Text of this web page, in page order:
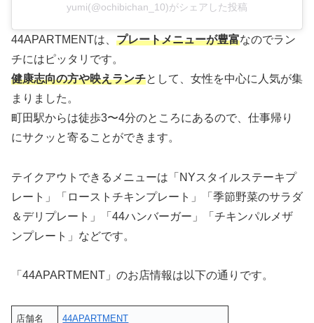
yumi(@ochibichan_10)がシェアした投稿
44APARTMENTは、 プレートメニューが豊富なのでラン
チにはピッタリです。
健康志向の方や映えランチとして、女性を中心に人気が集
まりました。
町田駅からは徒歩3〜4分のところにあるので、仕事帰り
にサクッと寄ることができます。
テイクアウトできるメニューは「NYスタイルステーキプ
レート」「ローストチキンプレート」「季節野菜のサラダ
＆デリプレート」「44ハンバーガー」「チキンパルメザ
ンプレート」などです。
「44APARTMENT」のお店情報は以下の通りです。
店舗名 44APARTMENT